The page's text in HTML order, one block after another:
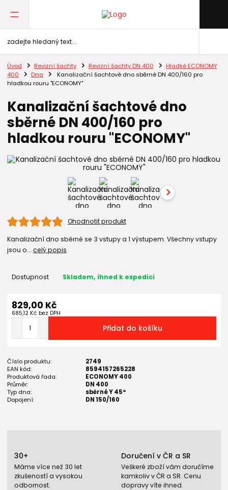
Úvod Revizní šachty Revizní šachty DN 400
Hladké ECONOMY
400
Dna
Kanalizační šachtové dno sběrné DN 400/160 pro
hladkou rouru "ECONOMY"
Kanalizační šachtové dno
sběrné DN 400/160 pro
hladkou rouru "ECONOMY"
Ohodnotit produkt
Kanalizační dno sběrné se 3 vstupy a 1 výstupem. Všechny vstupy
jsou o... celý popis
Dostupnost Skladem, ihned k expedici
829,00 Kč
685,12 Kč bez DPH
Přidat do košíku
Číslo produktu:
2749
EAN kód:
8594157265228
Produktová řada:
ECONOMY 400
Průměr:
DN 400
Typ dna:
sběrné Y 45°
Dopojení:
DN 150/160
30+
Máme více než 30 let
zkušeností a vysokou
odbornost.
Doručení v ČR a SR
Veškeré zboží vám doručíme
kamkoliv v ČR a SR. Cenu
dopravy víte ihned.